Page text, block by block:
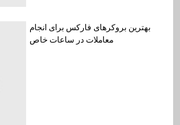
بهترین بروکرهای فارکس برای انجام
معاملات در ساعات خاص